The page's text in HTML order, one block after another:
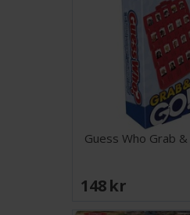
Guess Who Grab
148 SEK